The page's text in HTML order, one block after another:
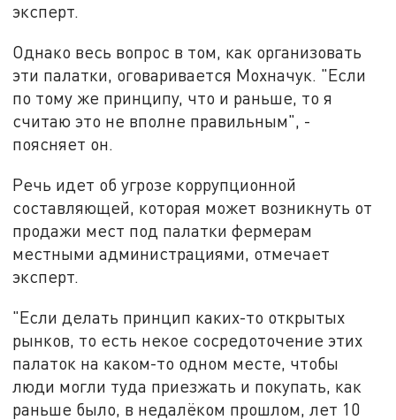
эксперт.
Однако весь вопрос в том, как организовать
эти палатки, оговаривается Мохначук. "Если
по тому же принципу, что и раньше, то я
считаю это не вполне правильным", -
поясняет он.
Речь идет об угрозе коррупционной
составляющей, которая может возникнуть от
продажи мест под палатки фермерам
местными администрациями, отмечает
эксперт.
"Если делать принцип каких-то открытых
рынков, то есть некое сосредоточение этих
палаток на каком-то одном месте, чтобы
люди могли туда приезжать и покупать, как
раньше было, в недалёком прошлом, лет 10